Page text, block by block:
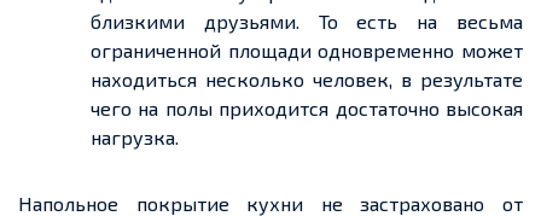
близкими друзьями. То есть на весьма
ограниченной площади одновременно может
находиться несколько человек, в результате
чего на полы приходится достаточно высокая
нагрузка.
Напольное покрытие кухни не застраховано от